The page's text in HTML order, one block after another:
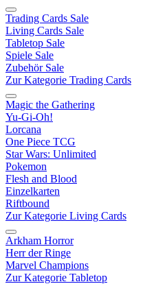
Trading Cards Sale
Living Cards Sale
Tabletop Sale
Spiele Sale
Zubehör Sale
Zur Kategorie Trading Cards
Magic the Gathering
Yu-Gi-Oh!
Lorcana
One Piece TCG
Star Wars: Unlimited
Pokemon
Flesh and Blood
Einzelkarten
Riftbound
Zur Kategorie Living Cards
Arkham Horror
Herr der Ringe
Marvel Champions
Zur Kategorie Tabletop